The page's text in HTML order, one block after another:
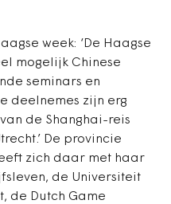
week: ‘De Haagse
mogelijk Chinese
seminars en
deelnemes zijn erg
de Shanghai-reis
De provincie
zich daar met haar
de Universiteit
de Dutch Game